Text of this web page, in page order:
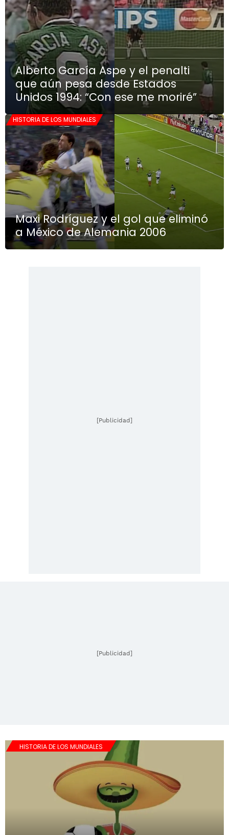
Alberto García Aspe y el penalti
que aún pesa desde Estados
Unidos 1994: “Con ese me moriré”
HISTORIA DE LOS MUNDIALES
Maxi Rodríguez y el gol que eliminó
a México de Alemania 2006
[Publicidad]
[Publicidad]
HISTORIA DE LOS MUNDIALES